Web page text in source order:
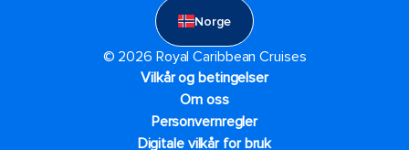
Norge
© 2026 Royal Caribbean Cruises
Vilkår og betingelser
Om oss
Personvernregler
Digitale vilkår for bruk